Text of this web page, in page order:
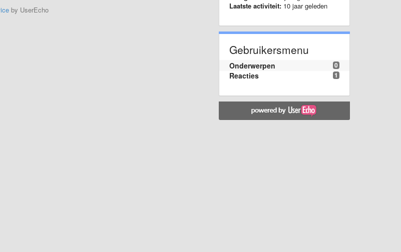
by UserEcho
Laatste activiteit: 10 jaar geleden
Gebruikersmenu
0
Onderwerpen
1
Reacties